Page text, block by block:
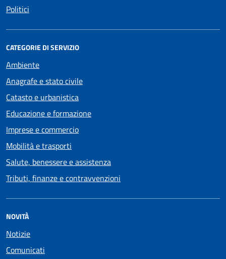
Politici
CATEGORIE DI SERVIZIO
Ambiente
Anagrafe e stato civile
Catasto e urbanistica
Educazione e formazione
Imprese e commercio
Mobilità e trasporti
Salute, benessere e assistenza
Tributi, finanze e contravvenzioni
NOVITÀ
Notizie
Comunicati